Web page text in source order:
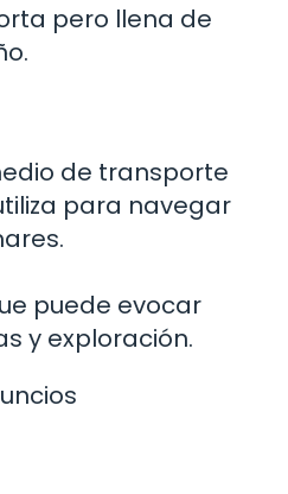
pero llena de
de transporte
para navegar
puede evocar
y exploración.